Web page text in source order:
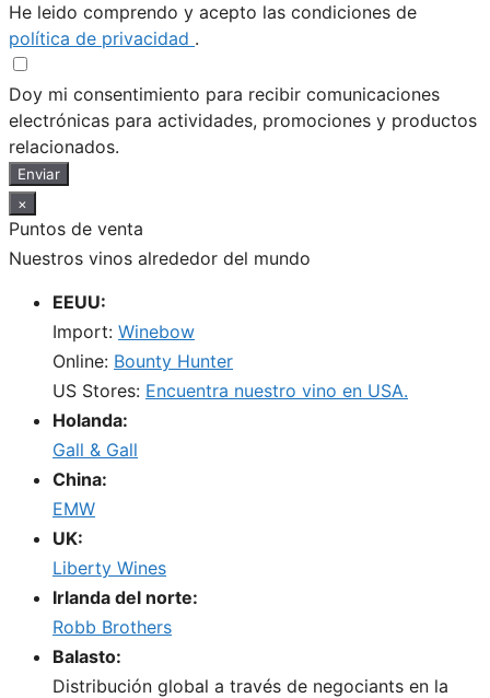
He leido comprendo y acepto las condiciones de
política de privacidad .
Doy mi consentimiento para recibir comunicaciones
electrónicas para actividades, promociones y productos
relacionados.
Enviar
×
Puntos de venta
Nuestros vinos alrededor del mundo
EEUU:
Import: Winebow
Online: Bounty Hunter
US Stores: Encuentra nuestro vino en USA.
Holanda:
Gall & Gall
China:
EMW
UK:
Liberty Wines
Irlanda del norte:
Robb Brothers
Balasto:
Distribución global a través de negociants en la